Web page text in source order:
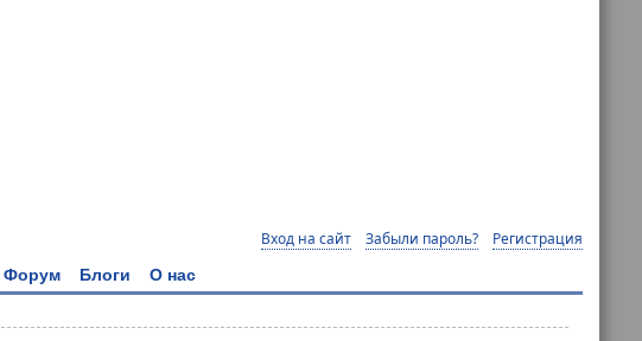
Вход на сайт Забыли пароль? Регистрация
Форум Блоги О нас